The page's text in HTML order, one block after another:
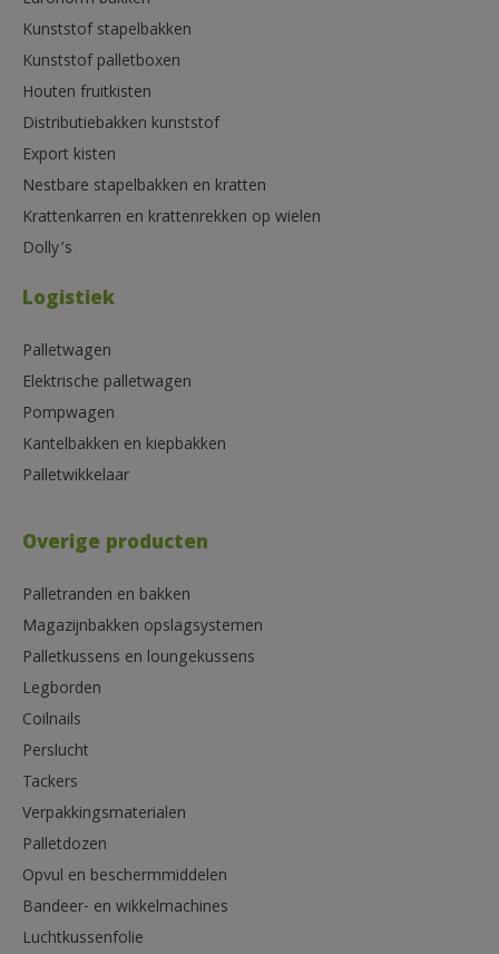
Kunststof stapelbakken
Kunststof palletboxen
Houten fruitkisten
Distributiebakken kunststof
Export kisten
Nestbare stapelbakken en kratten
Krattenkarren en krattenrekken op wielen
Dolly’s
Logistiek
Palletwagen
Elektrische palletwagen
Pompwagen
Kantelbakken en kiepbakken
Palletwikkelaar
Overige producten
Palletranden en bakken
Magazijnbakken opslagsystemen
Palletkussens en loungekussens
Legborden
Coilnails
Perslucht
Tackers
Verpakkingsmaterialen
Palletdozen
Opvul en beschermmiddelen
Bandeer- en wikkelmachines
Luchtkussenfolie